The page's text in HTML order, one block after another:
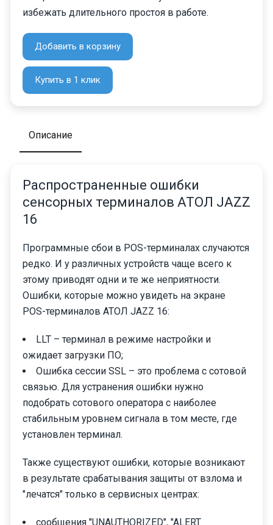
избежать длительного простоя в работе.
Добавить в корзину
Купить в 1 клик
Описание
Распространенные ошибки
сенсорных терминалов АТОЛ JAZZ
16
Программные сбои в POS-терминалах случаются
редко. И у различных устройств чаще всего к
этому приводят одни и те же неприятности.
Ошибки, которые можно увидеть на экране
POS-терминалов АТОЛ JAZZ 16:
LLT – терминал в режиме настройки и
ожидает загрузки ПО;
Ошибка сессии SSL – это проблема с сотовой
связью. Для устранения ошибки нужно
подобрать сотового оператора с наиболее
стабильным уровнем сигнала в том месте, где
установлен терминал.
Также существуют ошибки, которые возникают
в результате срабатывания защиты от взлома и
"лечатся" только в сервисных центрах:
сообщения "UNAUTHORIZED", "ALERT